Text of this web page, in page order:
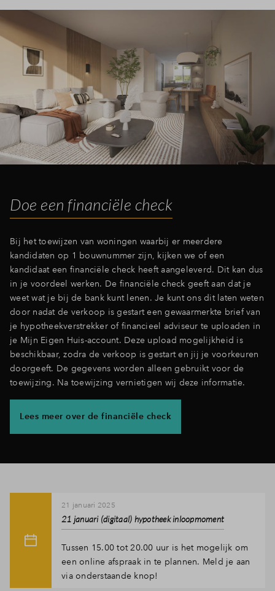
Doe een financiële check
Bij het toewijzen van woningen waarbij er meerdere
kandidaten op 1 bouwnummer zijn, kijken we of een
kandidaat een financiële check heeft aangeleverd. Dit kan dus
in je voordeel werken. De financiële check geeft aan dat je
weet wat je bij de bank kunt lenen. Je kunt ons dit laten weten
door nadat de verkoop is gestart een gewaarmerkte brief van
je hypotheekverstrekker of financieel adviseur te uploaden in
je Mijn Eigen Huis-account. Deze upload mogelijkheid is
beschikbaar, zodra de verkoop is gestart en jij je voorkeuren
doorgeeft. De gegevens worden alleen gebruikt voor de
toewijzing. Na toewijzing vernietigen wij deze informatie.
Lees meer over de financiële check
21 januari 2025
21 januari (digitaal) hypotheek inloopmoment
Tussen 15.00 tot 20.00 uur is het mogelijk om
een online afspraak in te plannen. Meld je aan
via onderstaande knop!